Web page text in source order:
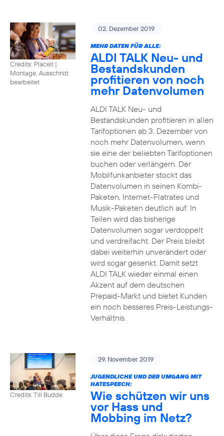
Credits: Placeit |
Montage, Ausschnitt
bearbeitet
02. Dezember 2019
MEHR DATEN FÜR ALLE:
ALDI TALK Neu- und
Bestandskunden
profitieren von noch
mehr Datenvolumen
ALDI TALK Neu- und
Bestandskunden profitieren in allen
Tarifoptionen ab 3. Dezember von
noch mehr Datenvolumen, wenn
sie eine der beliebten Tarifoptionen
buchen oder verlängern. Der
Mobilfunkanbieter stockt das
Datenvolumen in seinen Kombi-
Paketen, Internet-Flatrates und
Musik-Paketen deutlich auf. In
Teilen wird das bisherige
Datenvolumen sogar verdoppelt
und verdreifacht. Der Preis bleibt
dabei weiterhin unverändert oder
wird sogar gesenkt. Damit setzt
ALDI TALK wieder einmal einen
Akzent auf dem deutschen
Prepaid-Markt und bietet Kunden
ein noch besseres Preis-Leistungs-
Verhältnis.
Credits: Till Budde
29. November 2019
JUGENDLICHE UND DER UMGANG MIT
HATESPEECH:
Wie schützen wir uns
vor Hass und
Mobbing im Netz?